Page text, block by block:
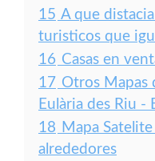
15 A que
turisticos que
16 Casas en
17 Otros Mapas
Eulària des Riu -
18 Mapa
alrededores